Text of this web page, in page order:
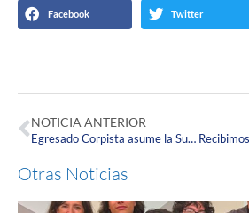
Facebook Twitter
NOTICIA ANTERIOR
Egresado Corpista asume la Superintendencia Nacional de Salud
Otras Noticias